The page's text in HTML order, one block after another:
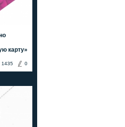
карту»
0
1435